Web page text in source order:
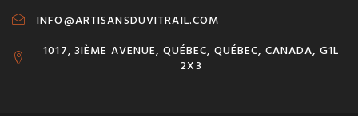
INFO@ARTISANSDUVITRAIL.COM
1017, 3IÈME AVENUE, QUÉBEC, QUÉBEC, CANADA, G1L
2X3